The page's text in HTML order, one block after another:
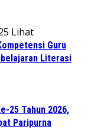
Lihat
Guru
Literasi
25 Tahun 2026,
Paripurna